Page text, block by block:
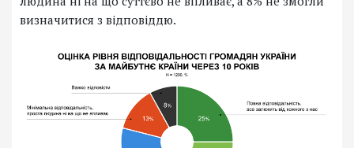
визначитися з відповіддю.